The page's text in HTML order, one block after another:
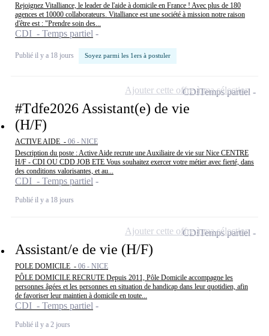
Rejoignez Vitalliance, le leader de l'aide à domicile en France ! Avec plus de 180
agences et 10000 collaborateurs. Vitalliance est une société à mission notre raison
d'être est : "Prendre soin des...
CDI - Temps partiel
Publié il y a 18 jours Soyez parmi les 1ers à postuler
#Tdfe2026 Assistant(e) de vie
(H/F)
ACTIVE AIDE - 06 - NICE
Description du poste : Active Aide recrute une Auxiliaire de vie sur Nice CENTRE
H/F - CDI OU CDD JOB ETE Vous souhaitez exercer votre métier avec fierté, dans
des conditions valorisantes, et au...
CDI - Temps partiel
Publié il y a 18 jours
CDITemps partiel
Ajouter cette offre à ma sélection
Assistant/e de vie (H/F)
POLE DOMICILE - 06 - NICE
PÔLE DOMICILE RECRUTE Depuis 2011, Pôle Domicile accompagne les
personnes âgées et les personnes en situation de handicap dans leur quotidien, afin
de favoriser leur maintien à domicile en toute...
CDI - Temps partiel
Publié il y a 2 jours
CDITemps partiel
Ajouter cette offre à ma sélection